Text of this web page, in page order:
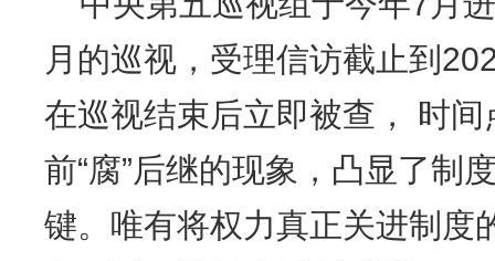
月的巡视，受理信访截止到
在巡视结束后立即被查， 时
前“腐”后继的现象，凸显了制
键。唯有将权力真正关进制度